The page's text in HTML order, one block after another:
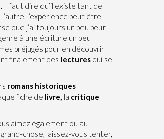
faut dire qu’il existe tant de
l’expérience peut être
que j’ai toujours un peu peur
à une écriture un peu
préjugés pour en découvrir
finalement des lectures qui se
romans historiques
fiche de livre, la critique
aimez également ou au
chose, laissez-vous tenter,